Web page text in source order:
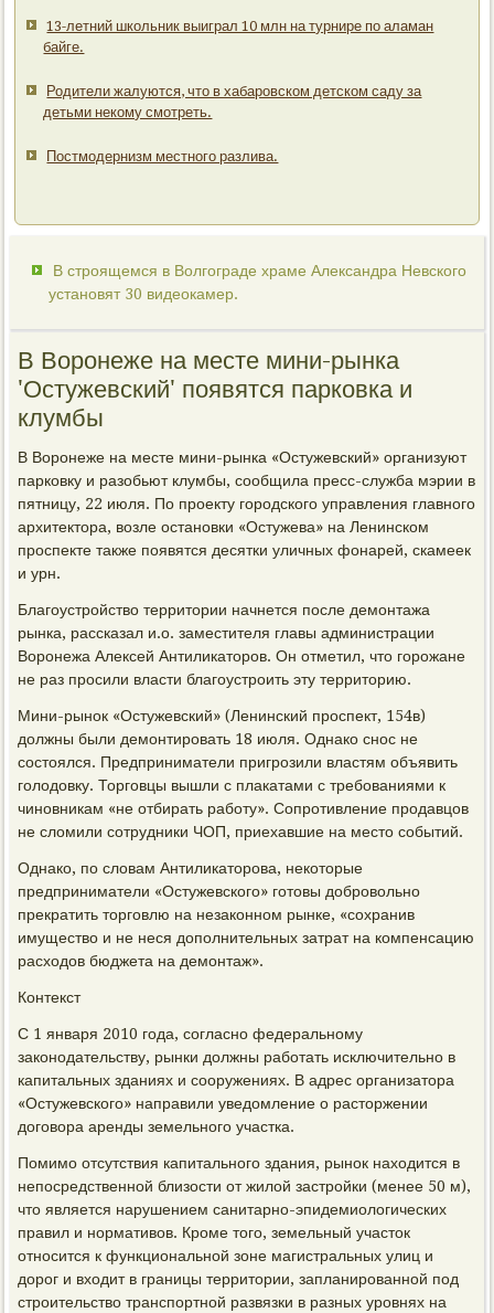
13-летний школьник выиграл 10 млн на турнире по аламан
байге.
Родители жалуются, что в хабаровском детском саду за
детьми некому смотреть.
Постмодернизм местного разлива.
В строящемся в Волгограде храме Александра Невского
установят 30 видеокамер.
В Воронеже на месте мини-рынка
'Остужевский' появятся парковка и
клумбы
В Воронеже на месте мини-рынка «Остужевский» организуют
парковку и разобьют клумбы, сообщила пресс-служба мэрии в
пятницу, 22 июля. По проекту городского управления главного
архитектора, возле остановки «Остужева» на Ленинском
проспекте также появятся десятки уличных фонарей, скамеек
и урн.
Благоустройство территории начнется после демонтажа
рынка, рассказал и.о. заместителя главы администрации
Воронежа Алексей Антиликаторов. Он отметил, что горожане
не раз просили власти благоустроить эту территорию.
Мини-рынок «Остужевский» (Ленинский проспект, 154в)
должны были демонтировать 18 июля. Однако снос не
состоялся. Предприниматели пригрозили властям объявить
голодовку. Торговцы вышли с плакатами с требованиями к
чиновникам «не отбирать работу». Сопротивление продавцов
не сломили сотрудники ЧОП, приехавшие на место событий.
Однако, по словам Антиликаторова, некоторые
предприниматели «Остужевского» готовы добровольно
прекратить торговлю на незаконном рынке, «сохранив
имущество и не неся дополнительных затрат на компенсацию
расходов бюджета на демонтаж».
Контекст
С 1 января 2010 года, согласно федеральному
законодательству, рынки должны работать исключительно в
капитальных зданиях и сооружениях. В адрес организатора
«Остужевского» направили уведомление о расторжении
договора аренды земельного участка.
Помимо отсутствия капитального здания, рынок находится в
непосредственной близости от жилой застройки (менее 50 м),
что является нарушением санитарно-эпидемиологических
правил и нормативов. Кроме того, земельный участок
относится к функциональной зоне магистральных улиц и
дорог и входит в границы территории, запланированной под
строительство транспортной развязки в разных уровнях на